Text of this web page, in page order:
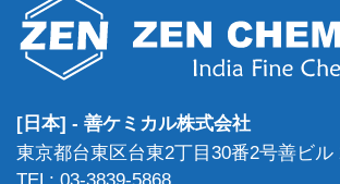
[日本] - 善ケミカル株式会社
東京都台東区台東2丁目30番2号善ビル